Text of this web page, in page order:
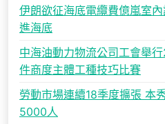
伊朗欲征海底電纜費億嵐室
進海底
中海油動力物流公司工會舉
件商度主體工種技巧比賽
勞動市場連續18季度擴張 本
5000人